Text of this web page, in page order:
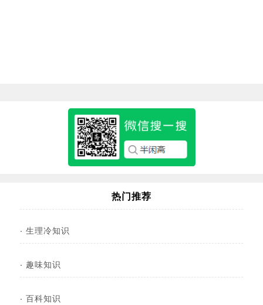
热门推荐
· 生理冷知识
· 趣味知识
· 百科知识